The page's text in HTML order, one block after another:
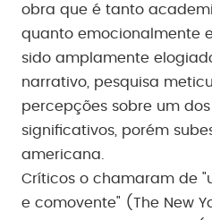
obra que é tanto
quanto emocionalmente
sido amplamente
narrativo, pesquisa
percepções sobre um
significativos, porém
americana.
Críticos o chamaram de
e comovente" (The New